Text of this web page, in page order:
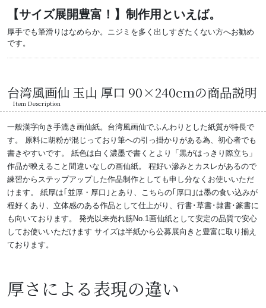
【サイズ展開豊富！】制作用といえば。
厚手でも筆滑りはなめらか。ニジミを多く出しすぎたくない方へお勧め
です。
台湾風画仙 玉山 厚口 90×240cmの商品説明
Item Description
一般漢字向き手漉き画仙紙。台湾風画仙でふんわりとした紙質が特長で
す。 原料に胡粉が混じっており筆への引っ掛かりがある為、初心者でも
書きやすいです。 紙色は白く濃墨で書くとより「黒がはっきり際立ち」
作品が映えること間違いなしの画仙紙。 程好い滲みとカスレがあるので
練習からステップアップした作品制作としても申し分なくお使いいただ
けます。 紙厚は｢並厚・厚口｣とあり、こちらの｢厚口｣は墨の食い込みが
程好くあり、立体感のある作品として仕上がり、行書･草書･隷書･篆書に
も向いております。 発売以来売れ筋No.1画仙紙として安定の品質で安心
してお使いいただけます サイズは半紙から公募展向きと豊富に取り揃え
ております。
厚さによる表現の違い